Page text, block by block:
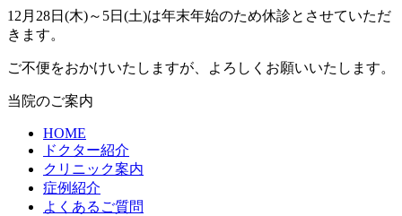
12月28日(木)～5日(土)は年末年始のため休診とさせていただ
きます。
ご不便をおかけいたしますが、よろしくお願いいたします。
当院のご案内
HOME
ドクター紹介
クリニック案内
症例紹介
よくあるご質問